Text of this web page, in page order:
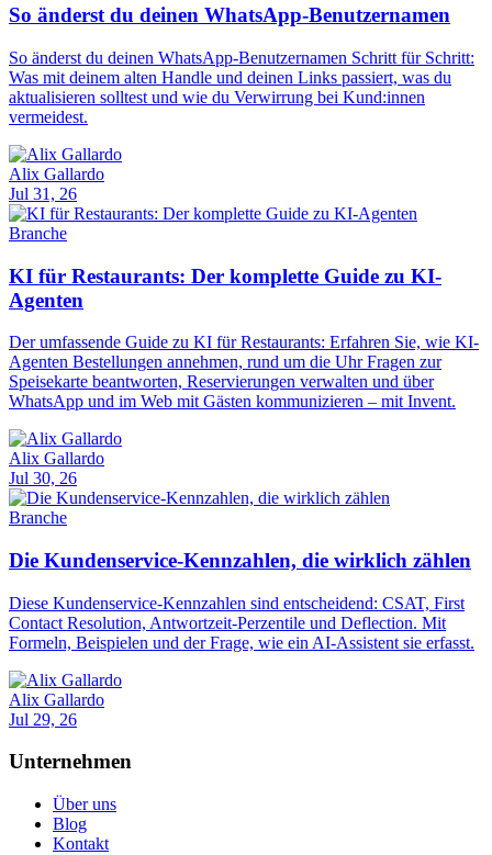
So änderst du deinen WhatsApp-Benutzernamen
So änderst du deinen WhatsApp-Benutzernamen Schritt für Schritt:
Was mit deinem alten Handle und deinen Links passiert, was du
aktualisieren solltest und wie du Verwirrung bei Kund:innen
vermeidest.
Alix Gallardo
Jul 31, 26
Branche
KI für Restaurants: Der komplette Guide zu KI-
Agenten
Der umfassende Guide zu KI für Restaurants: Erfahren Sie, wie KI-
Agenten Bestellungen annehmen, rund um die Uhr Fragen zur
Speisekarte beantworten, Reservierungen verwalten und über
WhatsApp und im Web mit Gästen kommunizieren – mit Invent.
Alix Gallardo
Jul 30, 26
Branche
Die Kundenservice-Kennzahlen, die wirklich zählen
Diese Kundenservice-Kennzahlen sind entscheidend: CSAT, First
Contact Resolution, Antwortzeit-Perzentile und Deflection. Mit
Formeln, Beispielen und der Frage, wie ein AI-Assistent sie erfasst.
Alix Gallardo
Jul 29, 26
Unternehmen
Über uns
Blog
Kontakt